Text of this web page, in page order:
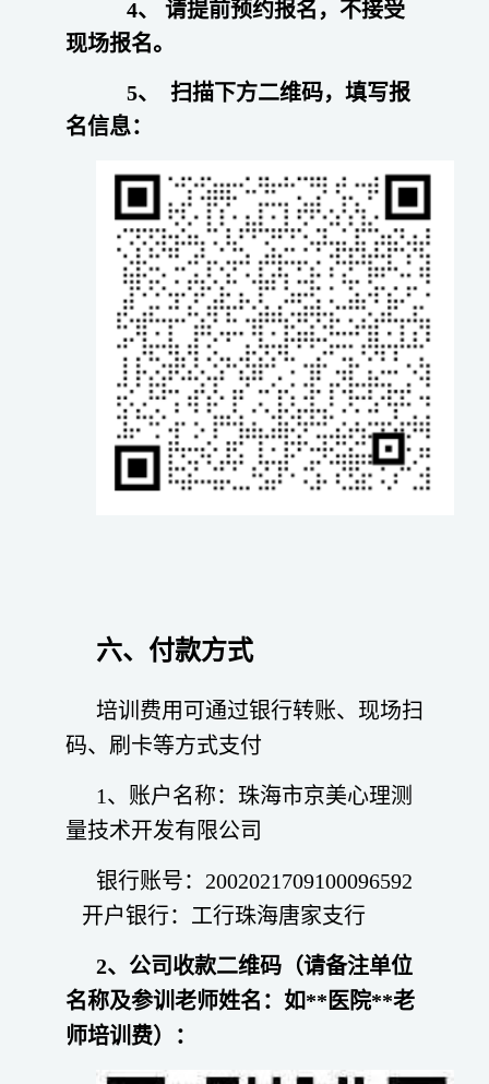
4、 请提前预约报名，不接受
现场报名。
5、
扫描下方二维码，填写报
名信息：
六、付款方式
培训费用可通过银行转账、现场扫
码、刷卡等方式支付
1、账户名称：珠海市京美心理测
量技术开发有限公司
银行账号：2002021709100096592
开户银行：工行珠海唐家支行
2、公司收款二维码（请备注单位
名称及参训老师姓名：如**医院**老
师培训费）：